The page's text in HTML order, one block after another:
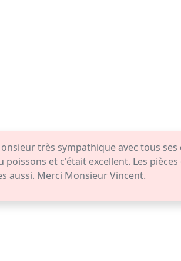
très sympathique avec tous
poissons et c'était excellent. Les
aussi. Merci Monsieur Vincent.